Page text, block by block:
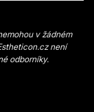
v žádném
není
odborníky.